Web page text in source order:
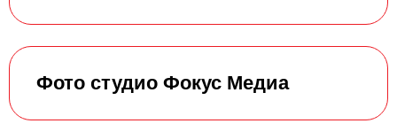
Фото студио Фокус Медиа